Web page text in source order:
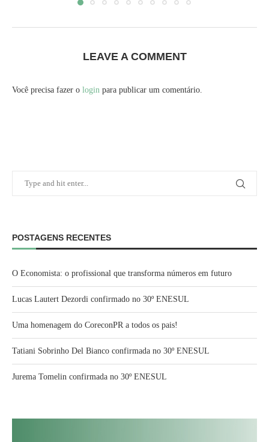
LEAVE A COMMENT
Você precisa fazer o login para publicar um comentário.
POSTAGENS RECENTES
O Economista: o profissional que transforma números em futuro
Lucas Lautert Dezordi confirmado no 30º ENESUL
Uma homenagem do CoreconPR a todos os pais!
Tatiani Sobrinho Del Bianco confirmada no 30º ENESUL
Jurema Tomelin confirmada no 30º ENESUL